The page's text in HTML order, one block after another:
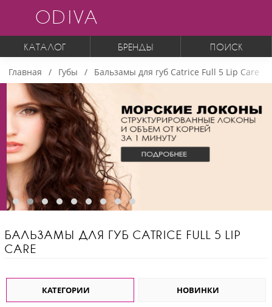
ODIVA
КАТАЛОГ БРЕНДЫ ПОИСК
Главная Губы Бальзамы для губ Catrice Full 5 Lip Care
БАЛЬЗАМЫ ДЛЯ ГУБ CATRICE FULL 5 LIP
CARE
КАТЕГОРИИ НОВИНКИ